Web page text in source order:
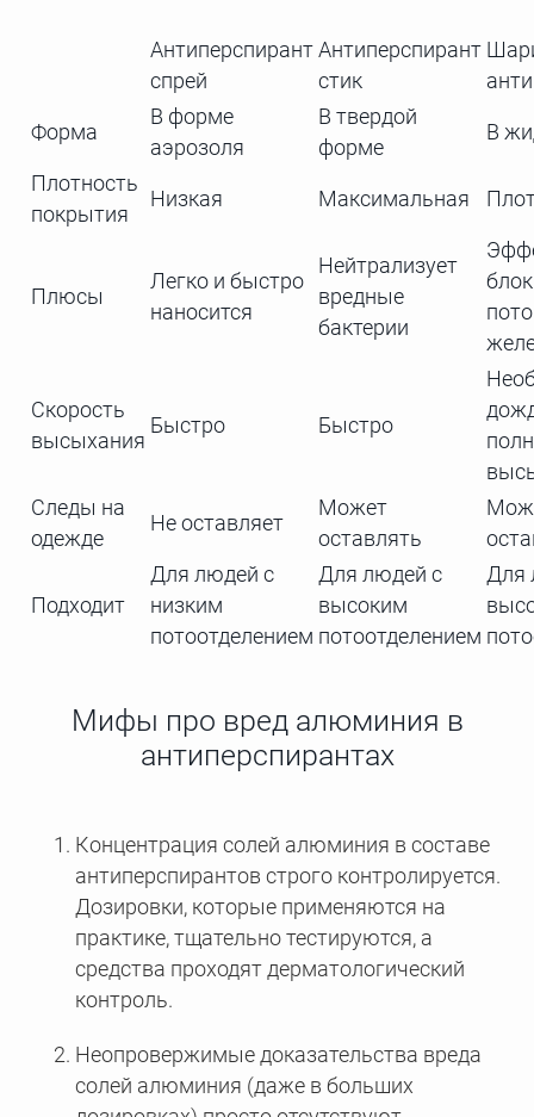
Антиперспирант
спрей
Антиперспирант
стик
Форма
В форме
аэрозоля
В твердой
форме
В
Плотность
покрытия
Низкая Максимальная
Плюсы
Легко и быстро
наносится
Нейтрализует
вредные
бактерии
Скорость
высыхания
Быстро Быстро
Следы на
одежде
Не оставляет
Может
оставлять
Подходит
Для людей с
низким
потоотделением
Для людей с
высоким
потоотделением
Для
Мифы про вред алюминия в
антиперспирантах
Концентрация солей алюминия в составе
антиперспирантов строго контролируется.
Дозировки, которые применяются на
практике, тщательно тестируются, а
средства проходят дерматологический
контроль.
Неопровержимые доказательства вреда
солей алюминия (даже в больших